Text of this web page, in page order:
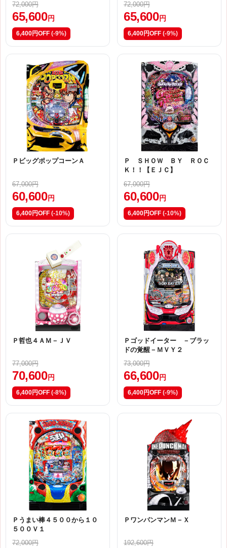
72,000円
65,600 円
6,400円OFF (-9%)
72,000円
65,600 円
6,400円OFF (-9%)
ＰビッグポップコーンＡ
67,000円
60,600 円
6,400円OFF (-10%)
Ｐ ＳＨＯＷ ＢＹ ＲＯＣ
Ｋ！！【ＥＪＣ】
67,000円
60,600 円
6,400円OFF (-10%)
Ｐ哲也４ＡＭ－ＪＶ
77,000円
70,600 円
6,400円OFF (-8%)
Ｐゴッドイーター －ブラッ
ドの覚醒－ＭＶＹ２
73,000円
66,600 円
6,400円OFF (-9%)
Ｐうまい棒４５００から１０
５００Ｖ１
72,000円
ＰワンパンマンＭ－Ｘ
192,600円